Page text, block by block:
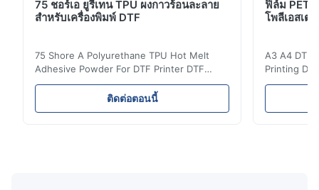
75 ชอร์เอ ยูรีเทน TPU ผงกาวร้อนละลาย
สำหรับเครื่องพิมพ์ DTF
75 Shore A Polyurethane TPU Hot Melt
Adhesive Powder For DTF Printer DTF
Powder Technical Parameters Bonding
Parameters ( reference only) Temperature
110-130℃ Press 0.5-1.5 kg/cm2 Time 8-20
ติดต่อตอนนี้
ฟิล์ม PET
โพลีเอสเต
A3 A4 DTF
Printing
application
pattern